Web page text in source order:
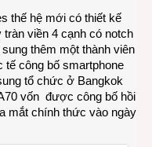
–
bản
đáng
giá
thế hệ mới có thiết kế
viền 4 cạnh có notch
thêm một thành viên
tế công bố smartphone
tổ chức ở Bangkok
vốn được công bố hồi
mắt chính thức vào ngày